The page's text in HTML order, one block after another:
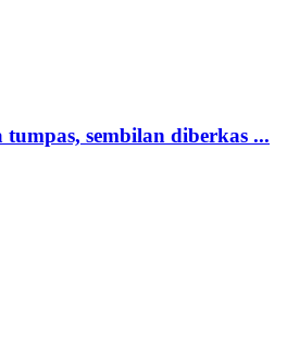
sembilan diberkas ...